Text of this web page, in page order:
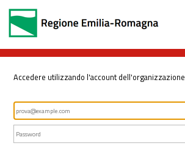
Accedere utilizzando l'account dell'organizzazione